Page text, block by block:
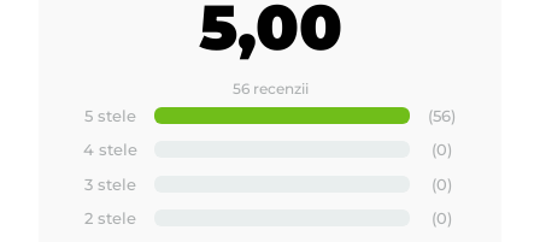
5,00
56 recenzii
5 stele
(56)
4 stele
(0)
3 stele
(0)
2 stele
(0)